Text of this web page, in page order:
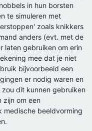
in hun borsten
te simuleren met
zoals knikkers
anders (evt. met de
laten gebruiken om erin
mee dat je niet
bijvoorbeeld een
er nodig waren en
dit kunnen gebruiken
zijn om een
medische beeldvorming